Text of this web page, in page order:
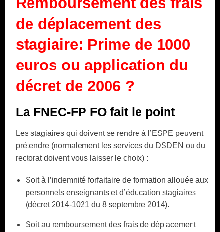
de déplacement des
stagiaire: Prime de 1000
euros ou application du
décret de 2006 ?
La FNEC-FP FO fait le point
Les stagiaires qui doivent se rendre à l’ESPE peuvent
prétendre (normalement les services du DSDEN ou du
rectorat doivent vous laisser le choix) :
Soit à l’indemnité forfaitaire de formation allouée aux
personnels enseignants et d’éducation stagiaires
(décret 2014-1021 du 8 septembre 2014).
Soit au remboursement des frais de déplacement